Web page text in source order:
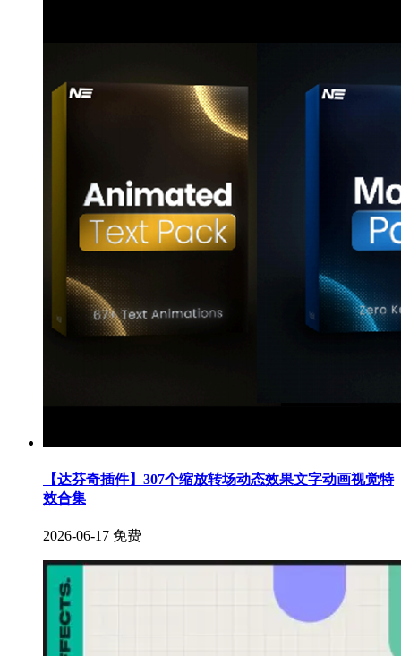
【达芬奇插件】307个缩放转场动态效果文字动画视觉特
效合集
2026-06-17 免费